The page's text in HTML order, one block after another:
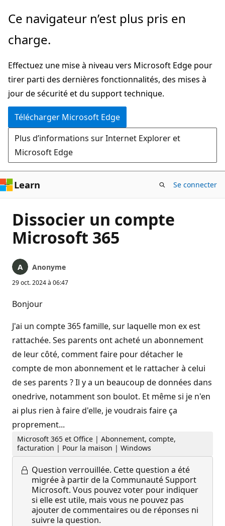
Passer
directement
au
principal
Ce navigateur n’est plus pris en
charge.
Effectuez une mise à niveau vers Microsoft Edge pour
tirer parti des dernières fonctionnalités, des mises à
jour de sécurité et du support technique.
Télécharger Microsoft Edge
Plus d’informations sur Internet Explorer et
Microsoft Edge
Learn Se connecter
Dissocier un compte
Microsoft 365
Anonyme
29 oct. 2024 à 06:47
Bonjour
J'ai un compte 365 famille, sur laquelle mon ex est
rattachée. Ses parents ont acheté un abonnement
de leur côté, comment faire pour détacher le
compte de mon abonnement et le rattacher à celui
de ses parents ? Il y a un beaucoup de données dans
onedrive, notamment son boulot. Et même si je n'en
ai plus rien à faire d'elle, je voudrais faire ça
proprement...
Microsoft 365 et Office | Abonnement, compte,
facturation | Pour la maison | Windows
Question verrouillée. Cette question a été
migrée à partir de la Communauté Support
Microsoft. Vous pouvez voter pour indiquer
si elle est utile, mais vous ne pouvez pas
ajouter de commentaires ou de réponses ni
suivre la question.